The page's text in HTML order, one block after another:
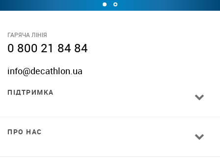
ГАРЯЧА ЛІНІЯ
0 800 21 84 84
info@decathlon.ua
ПІДТРИМКА
ПРО НАС